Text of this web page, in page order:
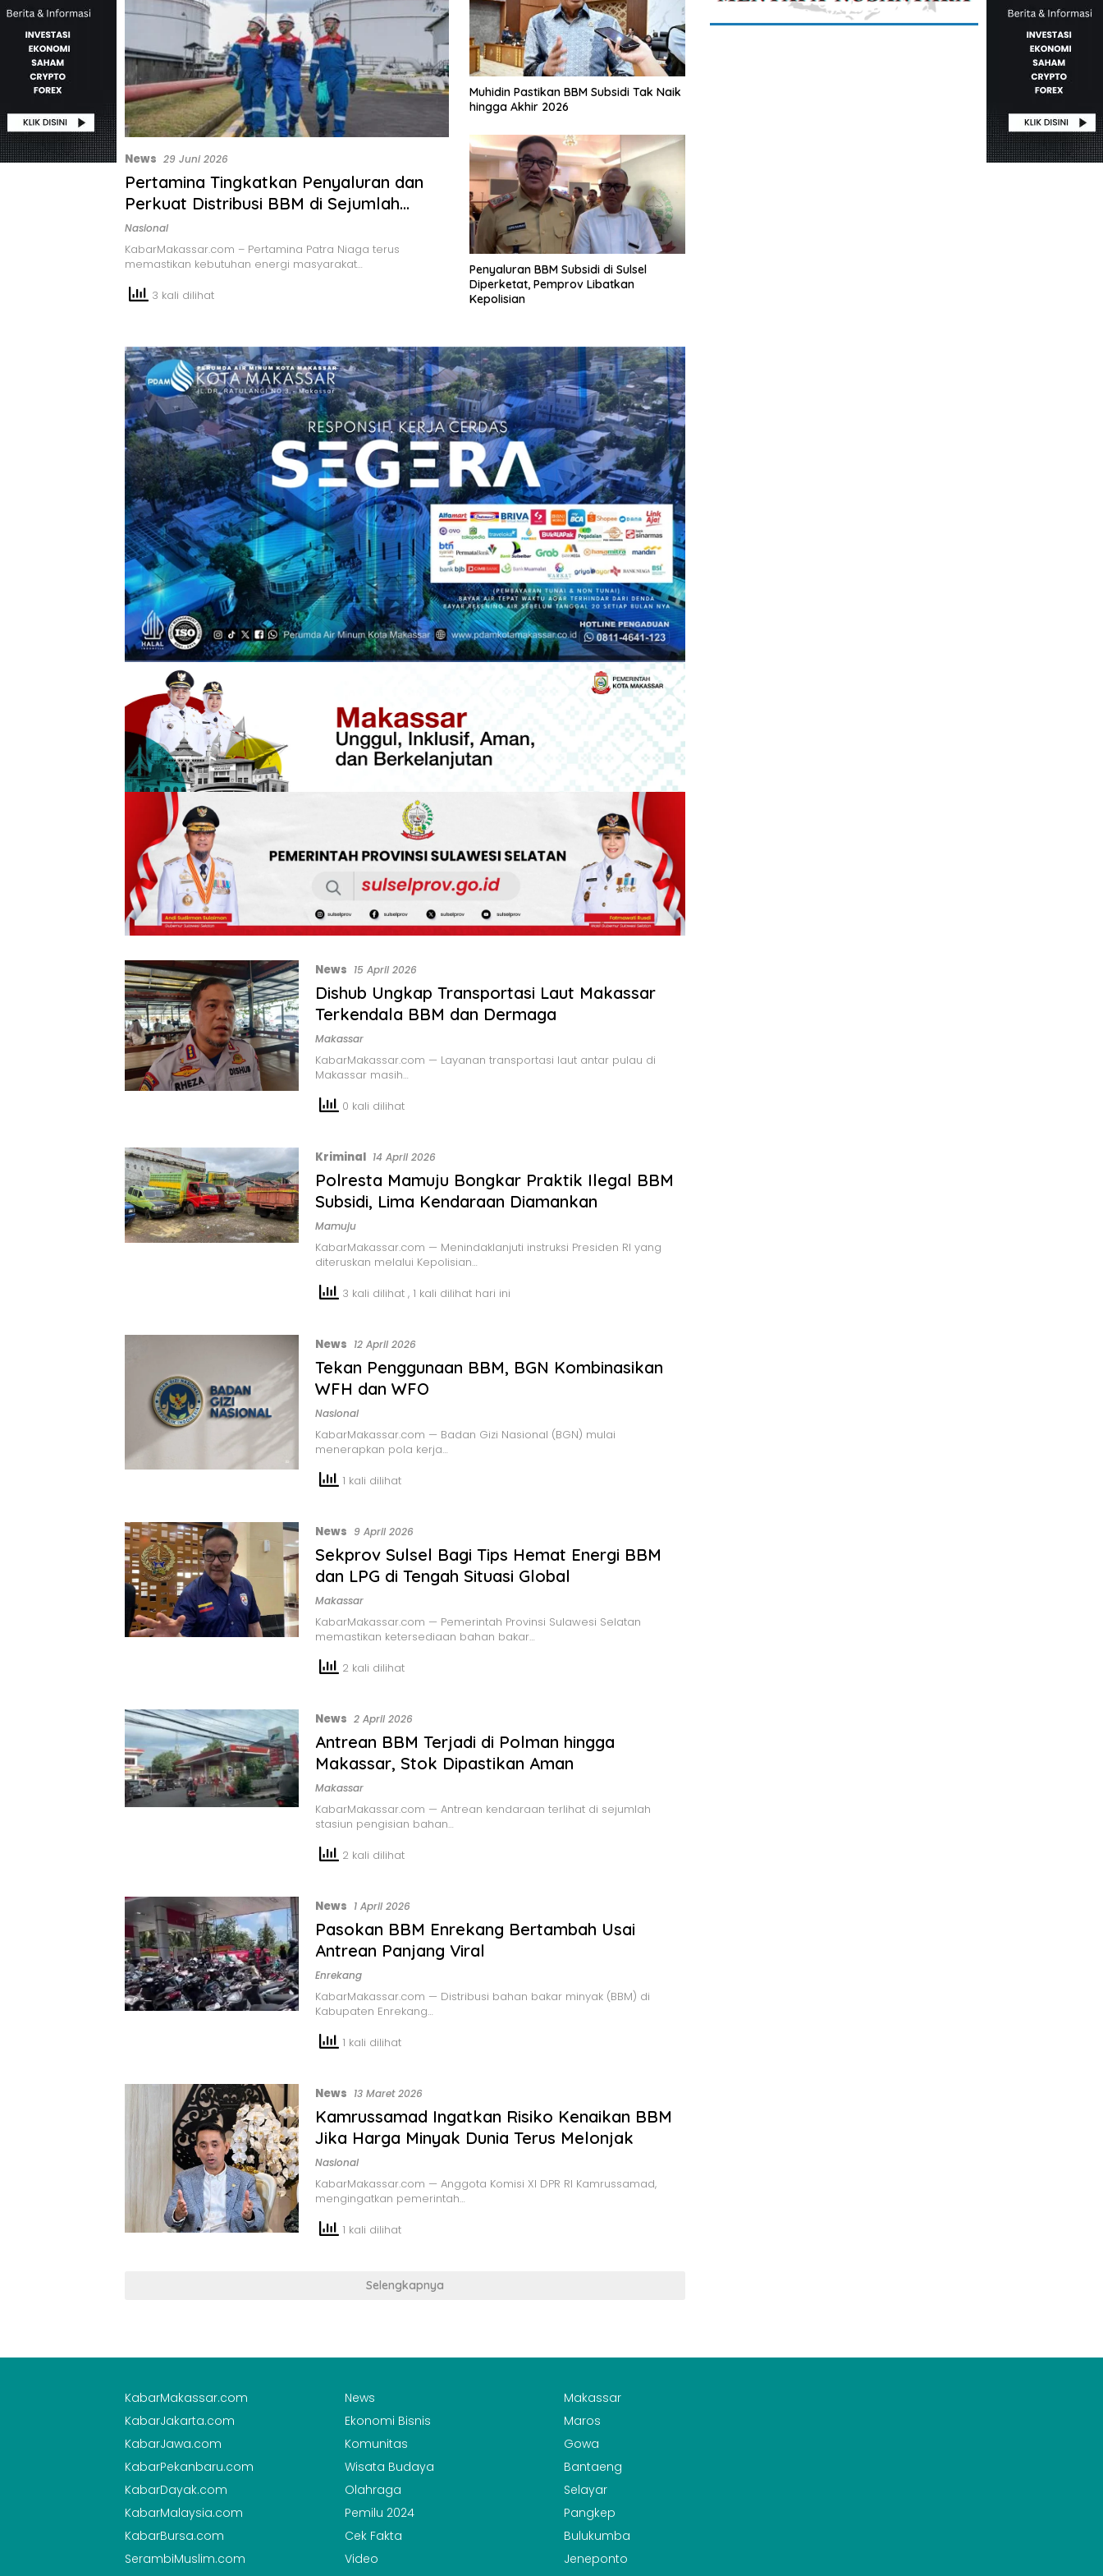
News 29 Juni 2026
Pertamina Tingkatkan Penyaluran dan
Perkuat Distribusi BBM di Sejumlah
Wilayah
Nasional
KabarMakassar.com – Pertamina Patra Niaga terus
memastikan kebutuhan energi masyarakat…
3 kali dilihat
Muhidin Pastikan BBM Subsidi Tak Naik
hingga Akhir 2026
Penyaluran BBM Subsidi di Sulsel
Diperketat, Pemprov Libatkan
Kepolisian
News 15 April 2026
Dishub Ungkap Transportasi Laut Makassar
Terkendala BBM dan Dermaga
Makassar
KabarMakassar.com — Layanan transportasi laut antar pulau di
Makassar masih…
0 kali dilihat
Kriminal 14 April 2026
Polresta Mamuju Bongkar Praktik Ilegal BBM
Subsidi, Lima Kendaraan Diamankan
Mamuju
KabarMakassar.com — Menindaklanjuti instruksi Presiden RI yang
diteruskan melalui Kepolisian…
3 kali dilihat , 1 kali dilihat hari ini
News 12 April 2026
Tekan Penggunaan BBM, BGN Kombinasikan
WFH dan WFO
Nasional
KabarMakassar.com — Badan Gizi Nasional (BGN) mulai
menerapkan pola kerja…
1 kali dilihat
News 9 April 2026
Sekprov Sulsel Bagi Tips Hemat Energi BBM
dan LPG di Tengah Situasi Global
Makassar
KabarMakassar.com — Pemerintah Provinsi Sulawesi Selatan
memastikan ketersediaan bahan bakar…
2 kali dilihat
News 2 April 2026
Antrean BBM Terjadi di Polman hingga
Makassar, Stok Dipastikan Aman
Makassar
KabarMakassar.com — Antrean kendaraan terlihat di sejumlah
stasiun pengisian bahan…
2 kali dilihat
News 1 April 2026
Pasokan BBM Enrekang Bertambah Usai
Antrean Panjang Viral
Enrekang
KabarMakassar.com — Distribusi bahan bakar minyak (BBM) di
Kabupaten Enrekang…
1 kali dilihat
News 13 Maret 2026
Kamrussamad Ingatkan Risiko Kenaikan BBM
Jika Harga Minyak Dunia Terus Melonjak
Nasional
KabarMakassar.com — Anggota Komisi XI DPR RI Kamrussamad,
mengingatkan pemerintah…
1 kali dilihat
Selengkapnya
KabarMakassar.com
KabarJakarta.com
KabarJawa.com
KabarPekanbaru.com
KabarDayak.com
KabarMalaysia.com
KabarBursa.com
SerambiMuslim.com
News
Ekonomi Bisnis
Komunitas
Wisata Budaya
Olahraga
Pemilu 2024
Cek Fakta
Video
Makassar
Maros
Gowa
Bantaeng
Selayar
Pangkep
Bulukumba
Jeneponto